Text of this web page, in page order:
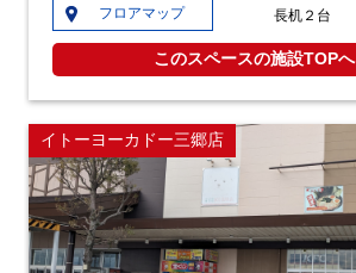
フロアマップ 長机２台
このスペースの施設TOPへ
イトーヨーカドー三郷店